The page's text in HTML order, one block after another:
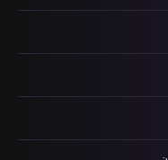
تدين
استهدف